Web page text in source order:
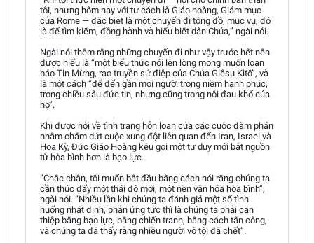
tôi, nhưng hôm nay với tư cách là Giáo hoàng, Giám mục
của Rome — đặc biệt là một chuyến đi tông đồ, mục vụ, đó
là để tìm kiếm, đồng hành và hiểu biết dân Chúa,” ngài nói.
Ngài nói thêm rằng những chuyến đi như vậy trước hết nên
được hiểu là “một biểu thức nói lên lòng mong muốn loan
báo Tin Mừng, rao truyền sứ điệp của Chúa Giêsu Kitô”, và
là một cách “để đến gần mọi người trong niềm hạnh phúc,
trong chiều sâu đức tin, nhưng cũng trong nỗi đau khổ của
họ”.
Khi được hỏi về tình trạng hỗn loạn của các cuộc đàm phán
nhằm chấm dứt cuộc xung đột liên quan đến Iran, Israel và
Hoa Kỳ, Đức Giáo Hoàng kêu gọi một tư duy mới bắt nguồn
từ hòa bình hơn là bạo lực.
“Chắc chắn, tôi muốn bắt đầu bằng cách nói rằng chúng ta
cần thúc đẩy một thái độ mới, một nền văn hóa hòa bình”,
ngài nói. “Nhiều lần khi chúng ta đánh giá một số tình
huống nhất định, phản ứng tức thì là chúng ta phải can
thiệp bằng bạo lực, bằng chiến tranh, bằng cách tấn công,
và chúng ta đã thấy rằng nhiều người vô tội đã chết”.